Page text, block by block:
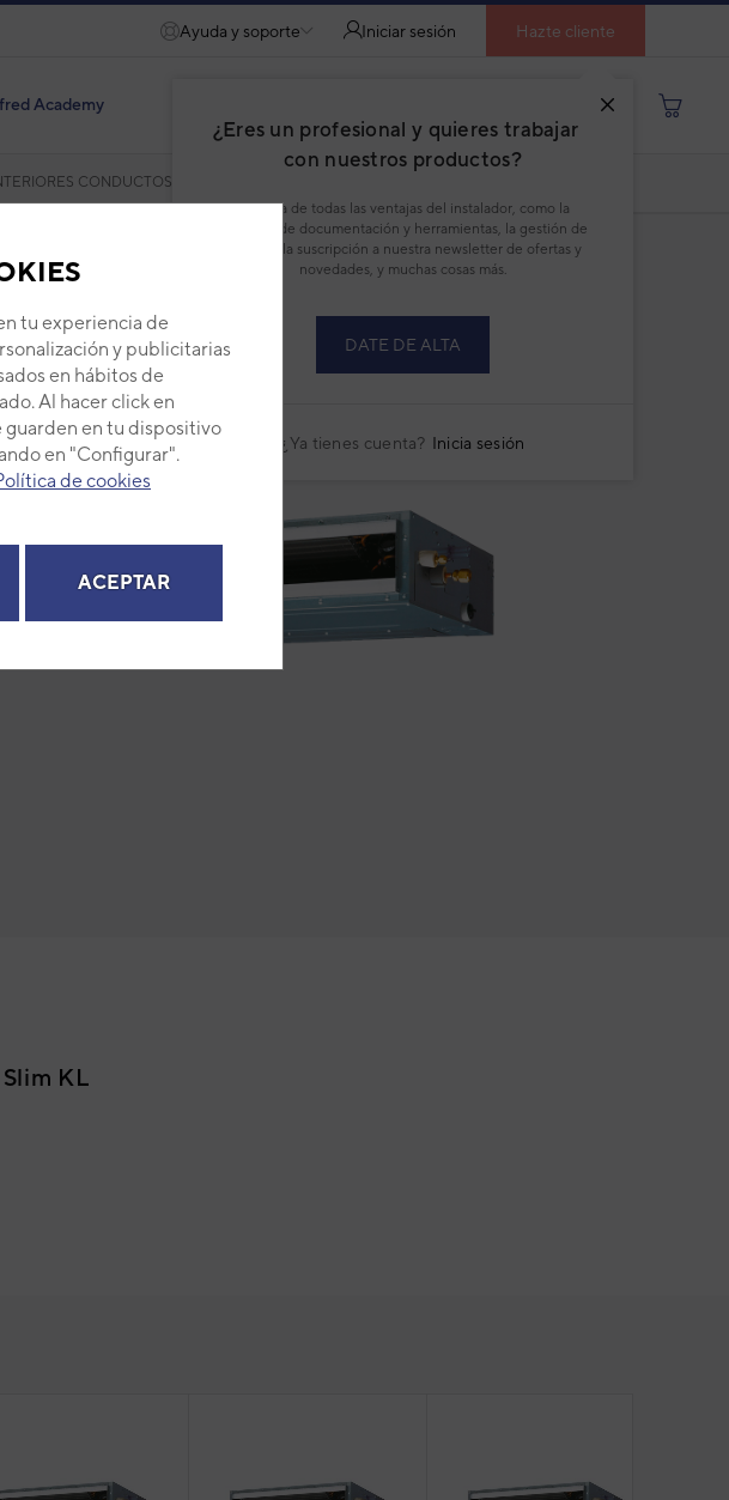
tu experiencia de
y publicitarias
en hábitos de
Al hacer click en
guarden en tu dispositivo
en "Configurar".
de cookies
ACEPTAR
Ayuda y soporte Iniciar sesión
¿Eres un profesional y quieres trabajar
con nuestros productos?
Disfruta de todas las ventajas del instalador, como la
descarga de documentación y herramientas, la gestión de
pedidos, la suscripción a nuestra newsletter de ofertas y
novedades, y muchas cosas más.
DATE DE ALTA
¿Ya tienes cuenta? Inicia sesión
Hazte cliente
Academy
CONDUCTOS
KL